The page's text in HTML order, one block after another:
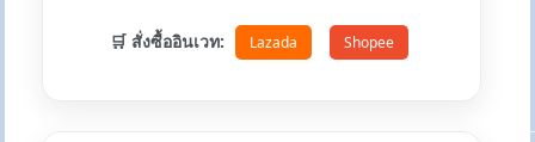
🛒 สั่งซื้ออินเวท: Lazada Shopee